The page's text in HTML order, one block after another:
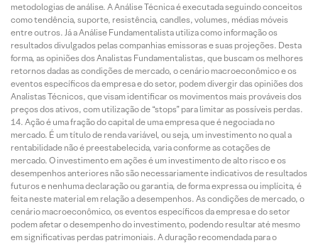
metodologias de análise. A Análise Técnica é executada seguindo conceitos
como tendência, suporte, resistência, candles, volumes, médias móveis
entre outros. Já a Análise Fundamentalista utiliza como informação os
resultados divulgados pelas companhias emissoras e suas projeções. Desta
forma, as opiniões dos Analistas Fundamentalistas, que buscam os melhores
retornos dadas as condições de mercado, o cenário macroeconômico e os
eventos específicos da empresa e do setor, podem divergir das opiniões dos
Analistas Técnicos, que visam identificar os movimentos mais prováveis dos
preços dos ativos, com utilização de “stops” para limitar as possíveis perdas.
Ação é uma fração do capital de uma empresa que é negociada no
mercado. É um título de renda variável, ou seja, um investimento no qual a
rentabilidade não é preestabelecida, varia conforme as cotações de
mercado. O investimento em ações é um investimento de alto risco e os
desempenhos anteriores não são necessariamente indicativos de resultados
futuros e nenhuma declaração ou garantia, de forma expressa ou implícita, é
feita neste material em relação a desempenhos. As condições de mercado, o
cenário macroeconômico, os eventos específicos da empresa e do setor
podem afetar o desempenho do investimento, podendo resultar até mesmo
em significativas perdas patrimoniais. A duração recomendada para o